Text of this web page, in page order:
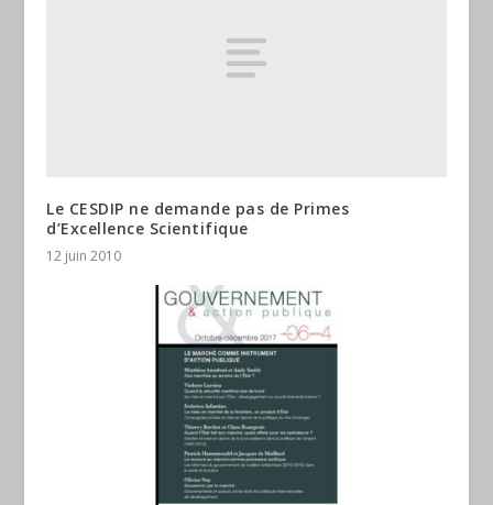
Le CESDIP ne demande pas de Primes
d’Excellence Scientifique
12 juin 2010